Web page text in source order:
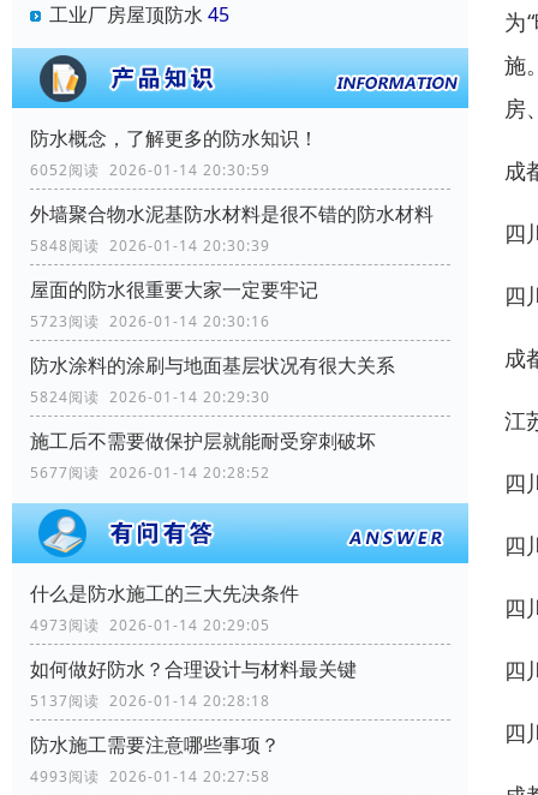
工业厂房屋顶防水 45
防水概念，了解更多的防水知识！
6052阅读 2026-01-14 20:30:59
外墙聚合物水泥基防水材料是很不错的防水材料
5848阅读 2026-01-14 20:30:39
屋面的防水很重要大家一定要牢记
5723阅读 2026-01-14 20:30:16
防水涂料的涂刷与地面基层状况有很大关系
5824阅读 2026-01-14 20:29:30
施工后不需要做保护层就能耐受穿刺破坏
5677阅读 2026-01-14 20:28:52
什么是防水施工的三大先决条件
4973阅读 2026-01-14 20:29:05
如何做好防水？合理设计与材料最关键
5137阅读 2026-01-14 20:28:18
防水施工需要注意哪些事项？
4993阅读 2026-01-14 20:27:58
为
施
房
成
四
四
成
江
四
四
四
四
四